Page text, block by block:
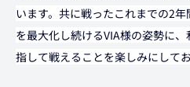
います。共に戦ったこれまでの2
を最大化し続けるVIA様の姿勢に
指して戦えることを楽しみにしてお